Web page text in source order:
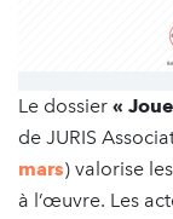
Le dossier «
de JURIS
mars) valorise
à l’œuvre. Les